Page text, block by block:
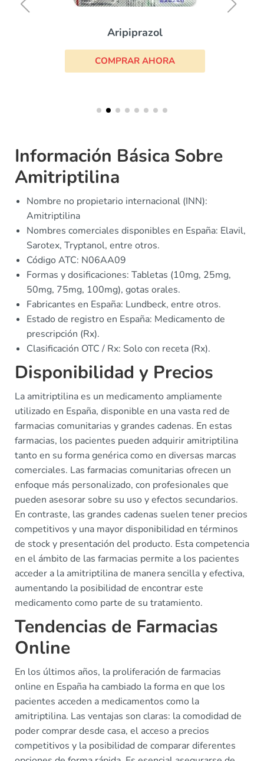
Aripiprazol
COMPRAR AHORA
Información Básica Sobre
Amitriptilina
Nombre no propietario internacional (INN):
Amitriptilina
Nombres comerciales disponibles en España: Elavil,
Sarotex, Tryptanol, entre otros.
Código ATC: N06AA09
Formas y dosificaciones: Tabletas (10mg, 25mg,
50mg, 75mg, 100mg), gotas orales.
Fabricantes en España: Lundbeck, entre otros.
Estado de registro en España: Medicamento de
prescripción (Rx).
Clasificación OTC / Rx: Solo con receta (Rx).
Disponibilidad y Precios
La amitriptilina es un medicamento ampliamente
utilizado en España, disponible en una vasta red de
farmacias comunitarias y grandes cadenas. En estas
farmacias, los pacientes pueden adquirir amitriptilina
tanto en su forma genérica como en diversas marcas
comerciales. Las farmacias comunitarias ofrecen un
enfoque más personalizado, con profesionales que
pueden asesorar sobre su uso y efectos secundarios.
En contraste, las grandes cadenas suelen tener precios
competitivos y una mayor disponibilidad en términos
de stock y presentación del producto. Esta competencia
en el ámbito de las farmacias permite a los pacientes
acceder a la amitriptilina de manera sencilla y efectiva,
aumentando la posibilidad de encontrar este
medicamento como parte de su tratamiento.
Tendencias de Farmacias
Online
En los últimos años, la proliferación de farmacias
online en España ha cambiado la forma en que los
pacientes acceden a medicamentos como la
amitriptilina. Las ventajas son claras: la comodidad de
poder comprar desde casa, el acceso a precios
competitivos y la posibilidad de comparar diferentes